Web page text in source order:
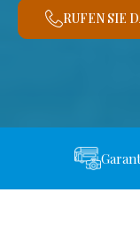
RUFEN SIE